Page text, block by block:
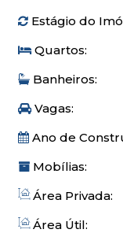
Medidores
Sistema de gás
Todos os tríplex
Rua com trânsito
conhecer melhor
Estágio do
Quartos:
Banheiros:
Vagas:
Ano de
Mobílias:
Área Privada:
Área Útil: